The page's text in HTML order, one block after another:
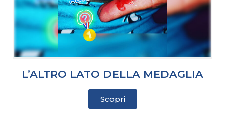
L’ALTRO LATO DELLA MEDAGLIA
Scopri